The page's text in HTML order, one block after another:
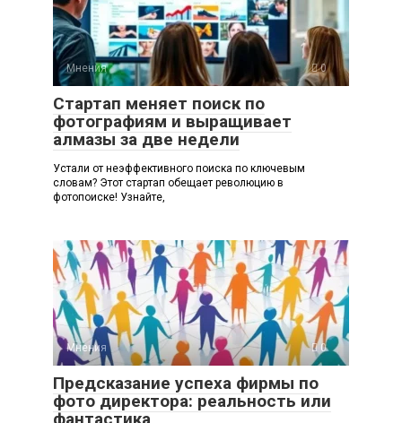
Мнения 0
Стартап меняет поиск по
фотографиям и выращивает
алмазы за две недели
Устали от неэффективного поиска по ключевым
словам? Этот стартап обещает революцию в
фотопоиске! Узнайте,
Мнения 0
Предсказание успеха фирмы по
фото директора: реальность или